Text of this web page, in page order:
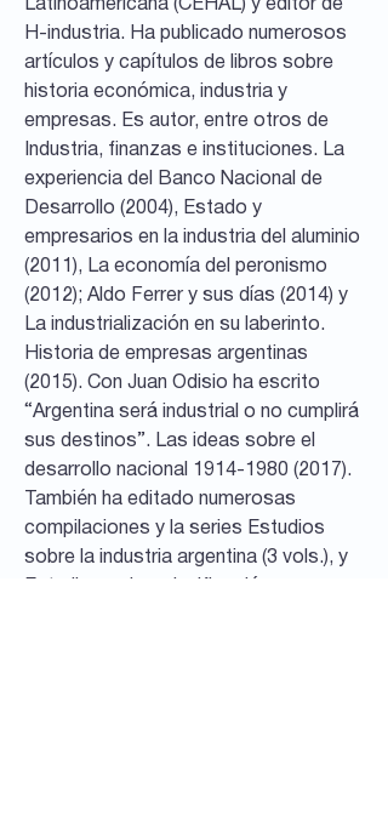
Latinoamericana (CEHAL) y editor de
H-industria. Ha publicado numerosos
artículos y capítulos de libros sobre
historia económica, industria y
empresas. Es autor, entre otros de
Industria, finanzas e instituciones. La
experiencia del Banco Nacional de
Desarrollo (2004), Estado y
empresarios en la industria del aluminio
(2011), La economía del peronismo
(2012); Aldo Ferrer y sus días (2014) y
La industrialización en su laberinto.
Historia de empresas argentinas
(2015). Con Juan Odisio ha escrito
“Argentina será industrial o no cumplirá
sus destinos”. Las ideas sobre el
desarrollo nacional
1914-1980 (2017).
También ha editado numerosas
compilaciones y la series Estudios
sobre la industria argentina (3 vols.), y